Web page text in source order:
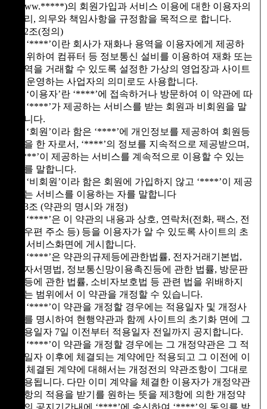
(www.*****)의 회원가입과 서비스 이용에 대한 이용자의
권리, 의무와 책임사항을 규정함을 목적으로 합니다.
제2조(정의)
① ‘****’이란 회사가 재화나 용역을 이용자에게 제공하
기 위하여 컴퓨터 등 정보통신 설비를 이용하여 재화 또는
용역을 거래할 수 있도록 설정한 가상의 영업장과 사이트
를 운영하는 사업자의 의미로도 사용합니다.
② ‘이용자’란 ‘****’에 접속하거나 방문하여 이 약관에 따
라 ‘****’가 제공하는 서비스를 받는 회원과 비회원을 말
합니다.
③ ‘회원’이라 함은 ‘****’에 개인정보를 제공하여 회원등
록을 한 자로서, ‘****’의 정보를 지속적으로 제공받으며,
‘****’이 제공하는 서비스를 계속적으로 이용할 수 있는
자를 말합니다.
④ ‘비회원’이라 함은 회원에 가입하지 않고 ‘****’이 제공
하는 서비스를 이용하는 자를 말합니다
제3조 (약관의 명시와 개정)
① ‘****’은 이 약관의 내용과 상호, 연락처(전화, 팩스, 전
자우편 주소 등) 등을 이용자가 알 수 있도록 사이트의 초
기 서비스화면에 게시합니다.
② ‘****’은 약관의규제등에관한법률, 전자거래기본법,
전자서명법, 정보통신망이용촉진등에 관한 법률, 방문판
매등에 관한 법률, 소비자보호법 등 관련 법을 위배하지
않는 범위에서 이 약관을 개정할 수 있습니다.
③ ‘****’이 약관을 개정할 경우에는 적용일자 및 개정사
유를 명시하여 현행약관과 함께 사이트의 초기화 면에 그
적용일자 7일 이전부터 적용일자 전일까지 공지합니다.
④ ‘****’이 약관을 개정할 경우에는 그 개정약관은 그 적
용일자 이후에 체결되는 계약에만 적용되고 그 이전에 이
미 체결된 계약에 대해서는 개정전의 약관조항이 그대로
적용됩니다. 다만 이미 계약을 체결한 이용자가 개정약관
조항의 적용을 받기를 원하는 뜻을 제3항에 의한 개정약
관의 공지기간내에 ‘****’에 송신하여 ‘****’의 동의를 받